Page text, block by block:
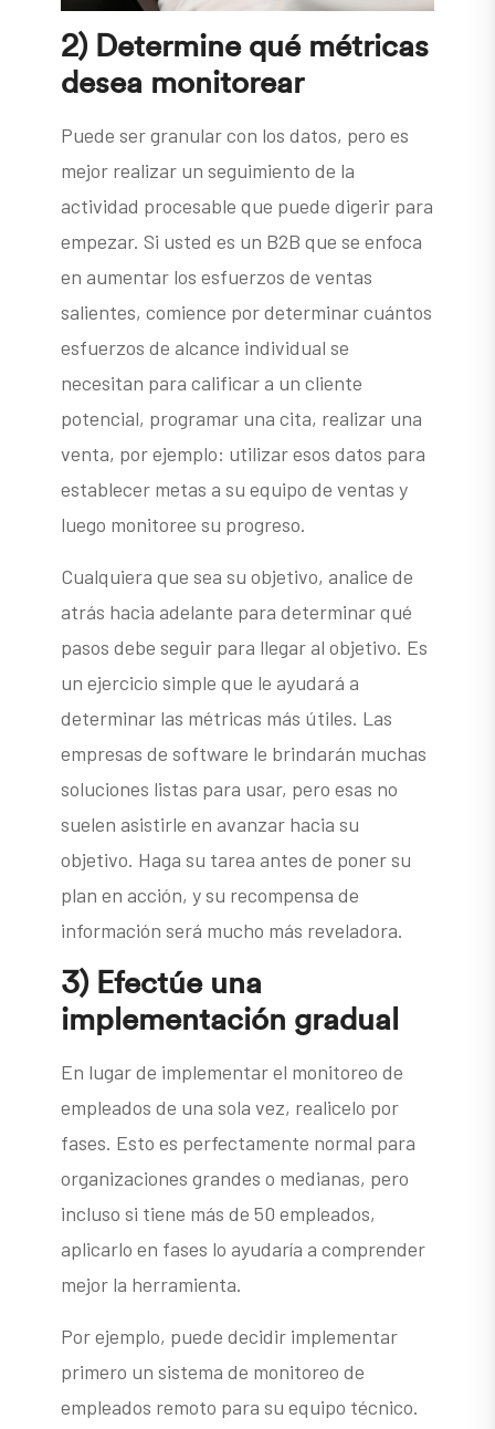
2) Determine qué métricas
desea monitorear
Puede ser granular con los datos, pero es
mejor realizar un seguimiento de la
actividad procesable que puede digerir para
empezar. Si usted es un B2B que se enfoca
en aumentar los esfuerzos de ventas
salientes, comience por determinar cuántos
esfuerzos de alcance individual se
necesitan para calificar a un cliente
potencial, programar una cita, realizar una
venta, por ejemplo: utilizar esos datos para
establecer metas a su equipo de ventas y
luego monitoree su progreso.
Cualquiera que sea su objetivo, analice de
atrás hacia adelante para determinar qué
pasos debe seguir para llegar al objetivo. Es
un ejercicio simple que le ayudará a
determinar las métricas más útiles. Las
empresas de software le brindarán muchas
soluciones listas para usar, pero esas no
suelen asistirle en avanzar hacia su
objetivo. Haga su tarea antes de poner su
plan en acción, y su recompensa de
información será mucho más reveladora.
3) Efectúe una
implementación gradual
En lugar de implementar el monitoreo de
empleados de una sola vez, realicelo por
fases. Esto es perfectamente normal para
organizaciones grandes o medianas, pero
incluso si tiene más de 50 empleados,
aplicarlo en fases lo ayudaría a comprender
mejor la herramienta.
Por ejemplo, puede decidir implementar
primero un sistema de monitoreo de
empleados remoto para su equipo técnico.